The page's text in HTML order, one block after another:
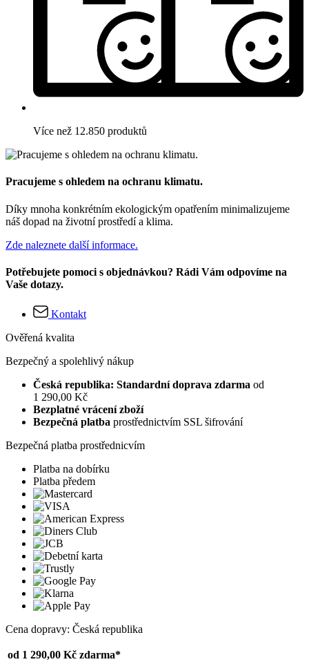
Více než 12.850 produktů
Pracujeme s ohledem na ochranu klimatu.
Díky mnoha konkrétním ekologickým opatřením minimalizujeme
náš dopad na životní prostředí a klima.
Zde naleznete další informace.
Potřebujete pomoci s objednávkou? Rádi Vám odpovíme na
Vaše dotazy.
Kontakt
Ověřená kvalita
Bezpečný a spolehlivý nákup
Česká republika: Standardní doprava zdarma od
1 290,00 Kč
Bezplatné vrácení zboží
Bezpečná platba prostřednictvím SSL šifrování
Bezpečná platba prostřednicvím
Platba na dobírku
Platba předem
Cena dopravy: Česká republika
od 1 290,00 Kč zdarma*